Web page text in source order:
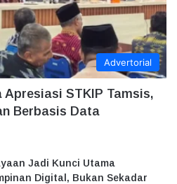
Advertorial
STKIP Tamsis,
Berbasis Data
Jadi Kunci Utama
Digital, Bukan Sekadar